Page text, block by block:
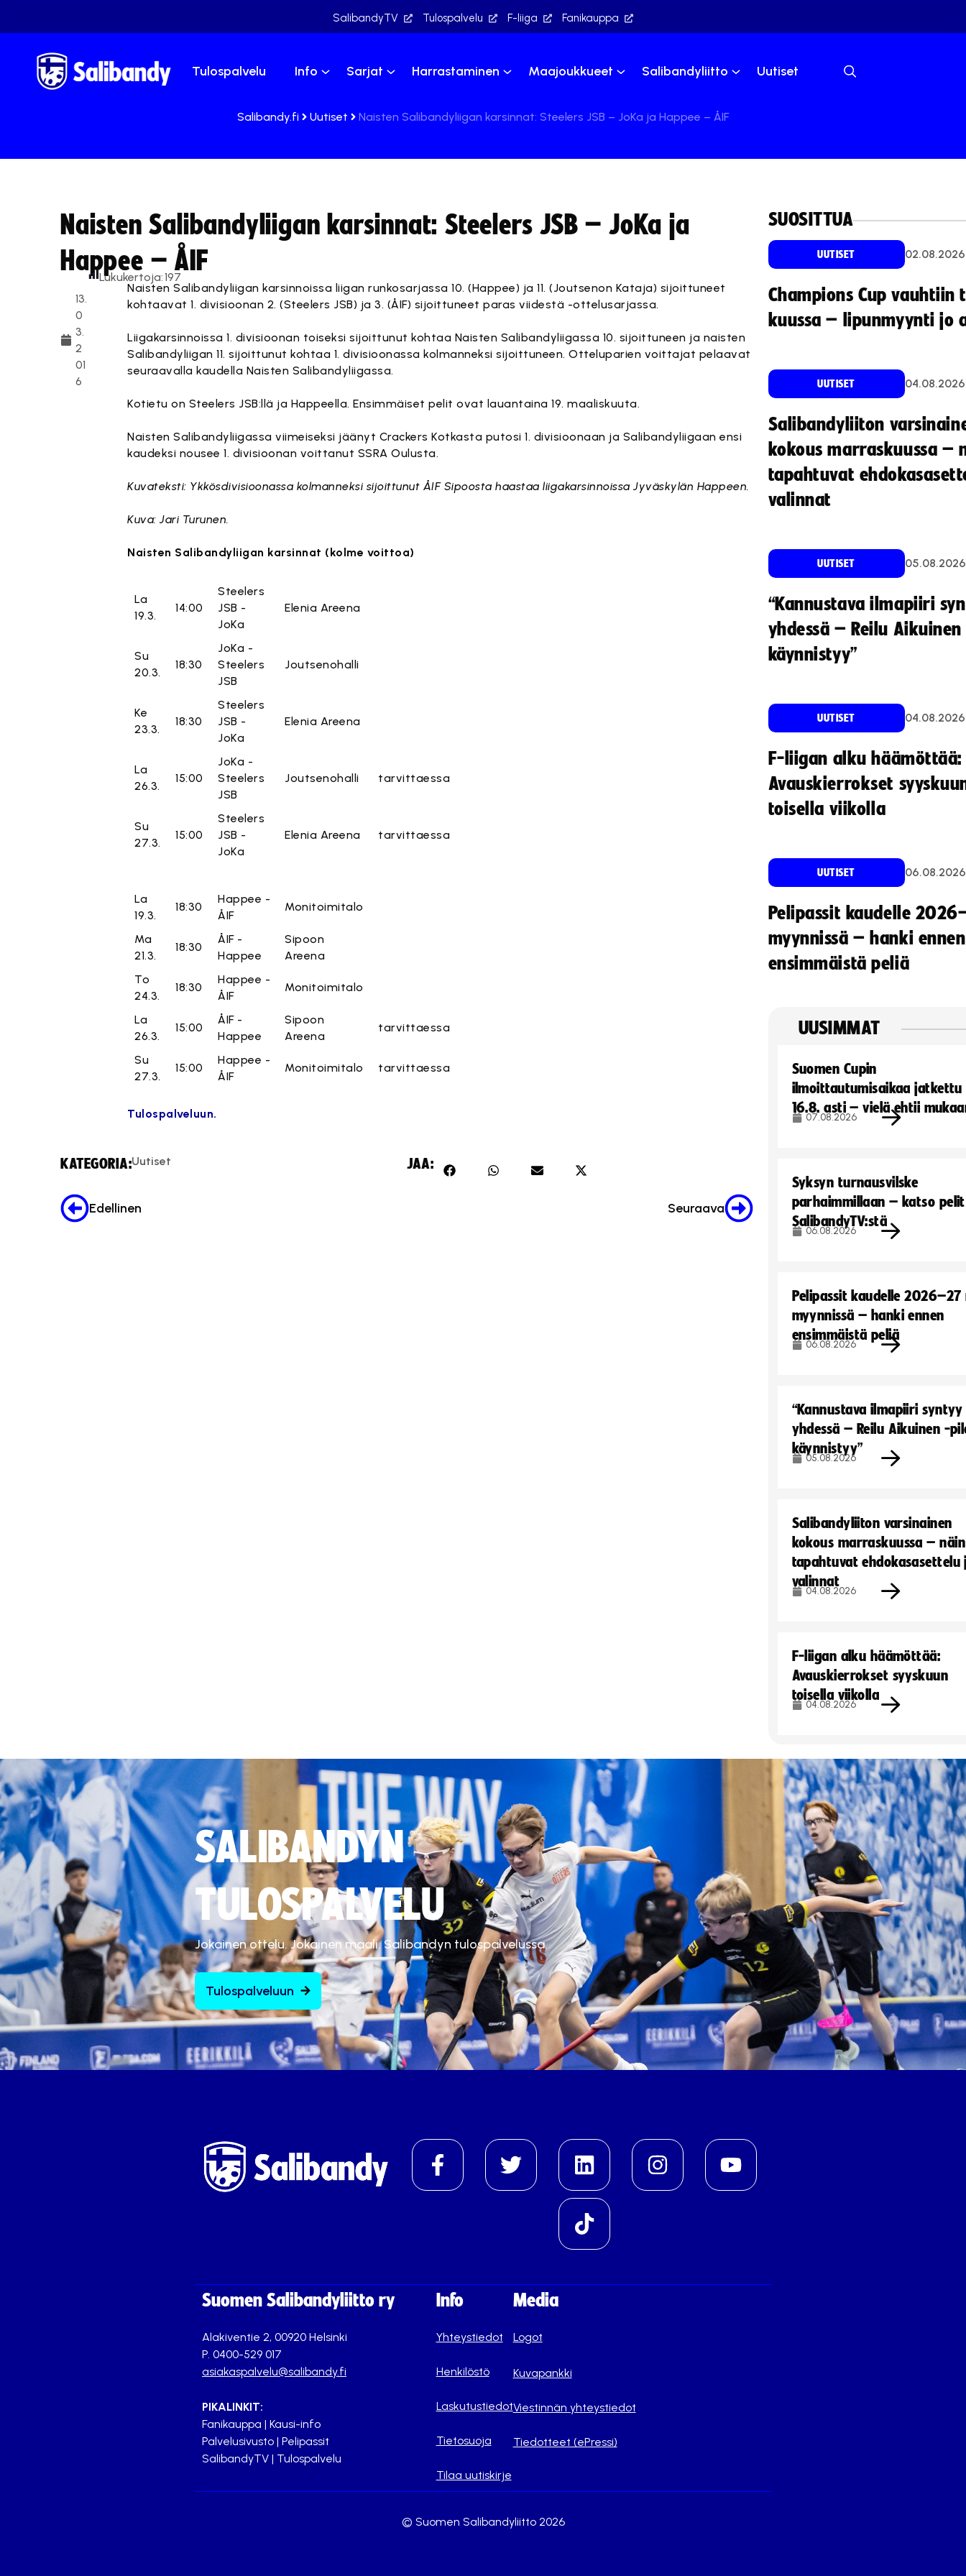
SalibandyTV Tulospalvelu F-liiga Fanikauppa
Tulospalvelu Info Sarjat Harrastaminen Maajoukkueet Salibandyliitto Uutiset
Salibandy.fi Uutiset Naisten Salibandyliigan karsinnat: Steelers JSB – JoKa ja Happee – ÅIF
Naisten Salibandyliigan karsinnat: Steelers JSB – JoKa ja
Happee – ÅIF
13.
0
3.
2
01
6
Lukukertoja:197
Naisten Salibandyliigan karsinnoissa liigan runkosarjassa 10. (Happee) ja 11. (Joutsenon Kataja) sijoittuneet
kohtaavat 1. divisioonan 2. (Steelers JSB) ja 3. (ÅIF) sijoittuneet paras viidestä -ottelusarjassa.
Liigakarsinnoissa 1. divisioonan toiseksi sijoittunut kohtaa Naisten Salibandyliigassa 10. sijoittuneen ja naisten
Salibandyliigan 11. sijoittunut kohtaa 1. divisioonassa kolmanneksi sijoittuneen. Otteluparien voittajat pelaavat
seuraavalla kaudella Naisten Salibandyliigassa.
Kotietu on Steelers JSB:llä ja Happeella. Ensimmäiset pelit ovat lauantaina 19. maaliskuuta.
Naisten Salibandyliigassa viimeiseksi jäänyt Crackers Kotkasta putosi 1. divisioonaan ja Salibandyliigaan ensi
kaudeksi nousee 1. divisioonan voittanut SSRA Oulusta.
Kuvateksti: Ykkösdivisioonassa kolmanneksi sijoittunut ÅIF Sipoosta haastaa liigakarsinnoissa Jyväskylän Happeen.
Kuva: Jari Turunen.
Naisten Salibandyliigan karsinnat (kolme voittoa)
La
19.3.
14:00
Steelers
JSB -
JoKa
Elenia Areena
Su
20.3.
18:30
JoKa -
Steelers
JSB
Joutsenohalli
Ke
23.3.
18:30
Steelers
JSB -
JoKa
Elenia Areena
La
26.3.
15:00
JoKa -
Steelers
JSB
Joutsenohalli tarvittaessa
Su
27.3.
15:00
Steelers
JSB -
JoKa
Elenia Areena tarvittaessa
La
19.3.
18:30
Happee -
ÅIF
Monitoimitalo
Ma
21.3.
18:30
ÅIF -
Happee
Sipoon
Areena
To
24.3.
18:30
Happee -
ÅIF
Monitoimitalo
La
26.3.
15:00
ÅIF -
Happee
Sipoon
Areena
tarvittaessa
Su
27.3.
15:00
Happee -
ÅIF
Monitoimitalo tarvittaessa
Tulospalveluun.
KATEGORIA:Uutiset JAA:
Edellinen Seuraava
SUOSITTUA
UUTISET 02.08.2026
Champions Cup vauhtiin
kuussa – lipunmyynti jo
UUTISET 04.08.2026
Salibandyliiton
kokous marraskuussa –
tapahtuvat
valinnat
UUTISET 05.08.2026
“Kannustava ilmapiiri
yhdessä – Reilu
käynnistyy”
UUTISET 04.08.2026
F-liigan alku häämöttää:
Avauskierrokset
toisella viikolla
UUTISET 06.08.2026
Pelipassit kaudelle
myynnissä – hanki ennen
ensimmäistä peliä
UUSIMMAT
Suomen Cupin
ilmoittautumisaikaa jatkettu
16.8. asti – vielä ehtii
07.08.2026
Syksyn turnausvilske
parhaimmillaan – katso pelit
SalibandyTV:stä
06.08.2026
Pelipassit kaudelle
myynnissä – hanki ennen
ensimmäistä peliä
06.08.2026
“Kannustava ilmapiiri syntyy
yhdessä – Reilu Aikuinen -
käynnistyy”
05.08.2026
Salibandyliiton varsinainen
kokous marraskuussa – näin
tapahtuvat ehdokasasettelu
valinnat
04.08.2026
F-liigan alku häämöttää:
Avauskierrokset syyskuun
toisella viikolla
04.08.2026
SALIBANDYN
TULOSPALVELU
Jokainen ottelu. Jokainen maali. Salibandyn tulospalvelussa.
Tulospalveluun
Suomen Salibandyliitto ry
Alakiventie 2, 00920 Helsinki
P. 0400-529 017
asiakaspalvelu@salibandy.fi
PIKALINKIT:
Fanikauppa | Kausi-info
Palvelusivusto | Pelipassit
SalibandyTV | Tulospalvelu
Info
Yhteystiedot
Henkilöstö
Laskutustiedot
Tietosuoja
Tilaa uutiskirje
Media
Logot
Kuvapankki
Viestinnän yhteystiedot
Tiedotteet (ePressi)
© Suomen Salibandyliitto 2026